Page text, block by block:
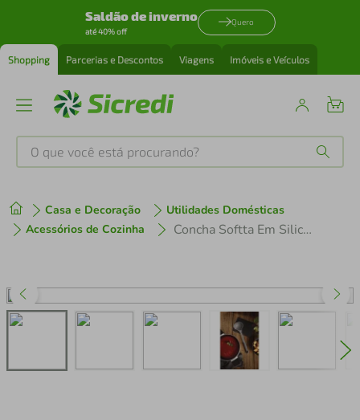
Saldão de inverno
até 40% off
Quero
Shopping Parcerias e Descontos Viagens Imóveis e Veículos
O que você está procurando?
Casa e Decoração
Utilidades Domésticas
Acessórios de Cozinha
Concha Softta Em Silicone - Tramontina
1º tenis
3º perfume